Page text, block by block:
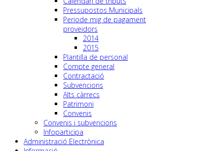
Pressupostos Municipals
Periode mig de pagament
proveidors
2014
2015
Plantilla de personal
Compte general
Contractació
Subvencions
Alts càrrecs
Patrimoni
Convenis
Convenis i subvencions
Infoparticipa
Administració Electrònica